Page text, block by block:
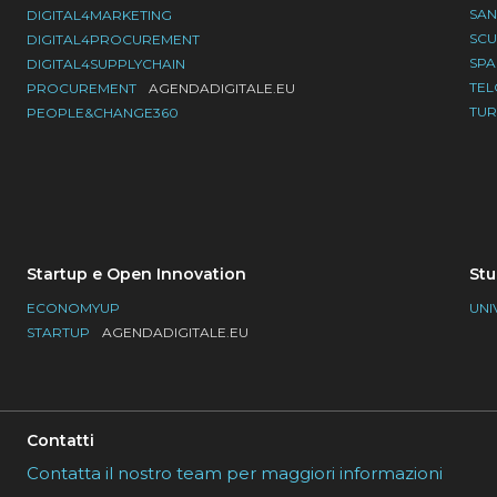
DIGITAL4MARKETING
DIGITAL4PROCUREMENT
DIGITAL4SUPPLYCHAIN
PROCUREMENT
AGENDADIGITALE.EU
PEOPLE&CHANGE360
Startup e Open Innovation
ECONOMYUP
STARTUP
AGENDADIGITALE.EU
Contatti
Contatta il nostro team per maggiori informazioni